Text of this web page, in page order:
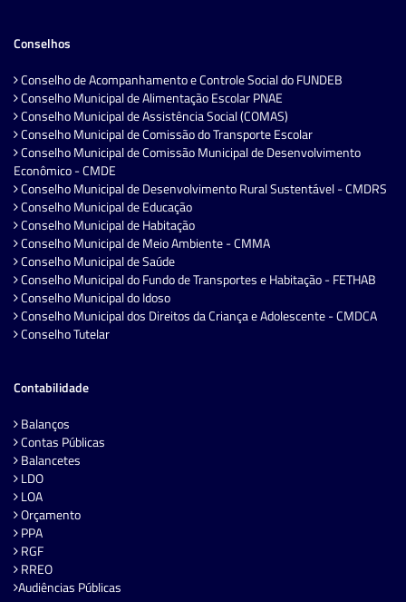
Conselhos
Conselho de Acompanhamento e Controle Social do FUNDEB
Conselho Municipal de Alimentação Escolar PNAE
Conselho Municipal de Assistência Social (COMAS)
Conselho Municipal de Comissão do Transporte Escolar
Conselho Municipal de Comissão Municipal de Desenvolvimento
Econômico - CMDE
Conselho Municipal de Desenvolvimento Rural Sustentável - CMDRS
Conselho Municipal de Educação
Conselho Municipal de Habitação
Conselho Municipal de Meio Ambiente - CMMA
Conselho Municipal de Saúde
Conselho Municipal do Fundo de Transportes e Habitação - FETHAB
Conselho Municipal do Idoso
Conselho Municipal dos Direitos da Criança e Adolescente - CMDCA
Conselho Tutelar
Contabilidade
Balanços
Contas Públicas
Balancetes
LDO
LOA
Orçamento
PPA
RGF
RREO
Audiências Públicas